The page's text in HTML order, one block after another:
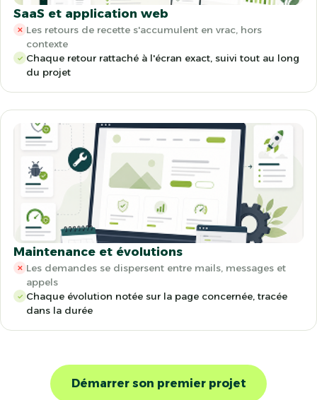
SaaS et application web
✕ Les retours de recette s'accumulent en vrac, hors
contexte
✓ Chaque retour rattaché à l'écran exact, suivi tout au long
du projet
Maintenance et évolutions
✕ Les demandes se dispersent entre mails, messages et
appels
✓ Chaque évolution notée sur la page concernée, tracée
dans la durée
Démarrer son premier projet